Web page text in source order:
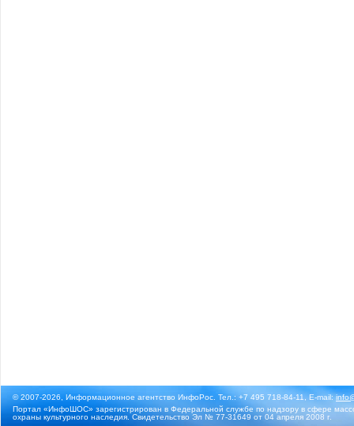
© 2007-2026, Информационное агентство ИнфоРос. Тел.: +7 495 718-84-11, E-mail:
Портал «ИнфоШОС» зарегистрирован в Федеральной службе по надзору в сфере
охраны культурного наследия. Свидетельство Эл № 77-31649 от 04 апреля 2008 г.